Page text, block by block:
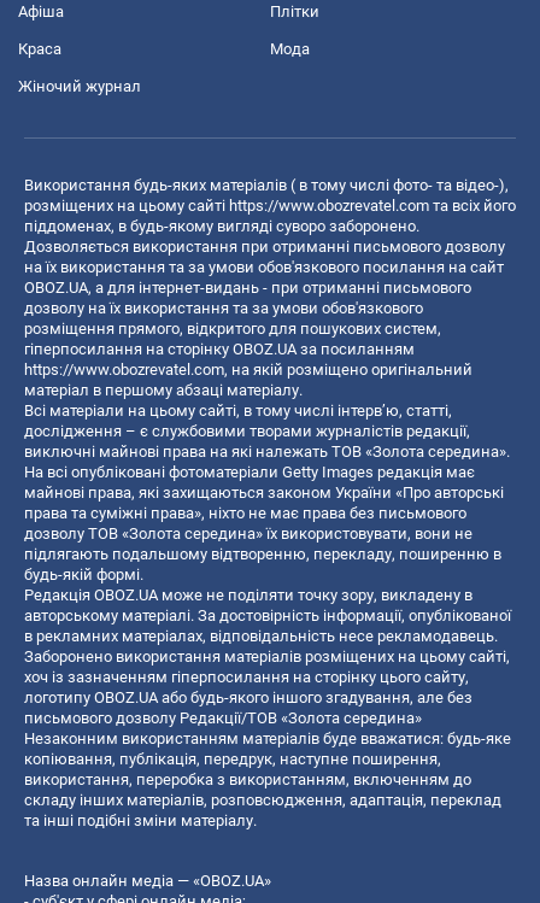
Афіша Плітки
Краса Мода
Жіночий журнал
Використання будь-яких матеріалів ( в тому числі фото- та відео-),
розміщених на цьому сайті https://www.obozrevatel.com та всіх його
піддоменах, в будь-якому вигляді суворо заборонено.
Дозволяється використання при отриманні письмового дозволу
на їх використання та за умови обов'язкового посилання на сайт
OBOZ.UA, а для інтернет-видань - при отриманні письмового
дозволу на їх використання та за умови обов'язкового
розміщення прямого, відкритого для пошукових систем,
гіперпосилання на сторінку OBOZ.UA за посиланням
https://www.obozrevatel.com, на якій розміщено оригінальний
матеріал в першому абзаці матеріалу.
Всі матеріали на цьому сайті, в тому числі інтерв’ю, статті,
дослідження – є службовими творами журналістів редакції,
виключні майнові права на які належать ТОВ «Золота середина».
На всі опубліковані фотоматеріали Getty Images редакція має
майнові права, які захищаються законом України «Про авторські
права та суміжні права», ніхто не має права без письмового
дозволу ТОВ «Золота середина» їх використовувати, вони не
підлягають подальшому відтворенню, перекладу, поширенню в
будь-якій формі.
Редакція OBOZ.UA може не поділяти точку зору, викладену в
авторському матеріалі. За достовірність інформації, опублікованої
в рекламних матеріалах, відповідальність несе рекламодавець.
Заборонено використання матеріалів розміщених на цьому сайті,
хоч із зазначенням гіперпосилання на сторінку цього сайту,
логотипу OBOZ.UA або будь-якого іншого згадування, але без
письмового дозволу Редакції/ТОВ «Золота середина»
Незаконним використанням матеріалів буде вважатися: будь-яке
копiювання, публiкацiя, передрук, наступне поширення,
використання, переробка з використанням, включенням до
складу інших матеріалів, розповсюдження, адаптація, переклад
та інші подібні зміни матеріалу.
Назва онлайн медіа — «OBOZ.UA»